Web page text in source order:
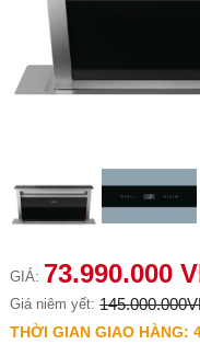
GIÁ: 73.990.000
Giá niêm yết:
THỜI GIAN GIAO HÀNG: